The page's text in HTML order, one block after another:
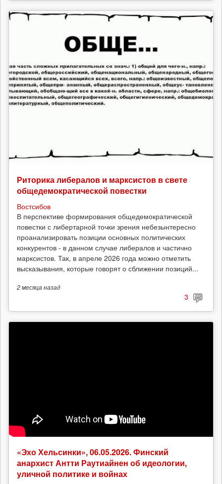
Риторика либералов и марксистов в свете
общедемократической повестки
Востсибов
В перспективе формирования общедемократической
повестки с либертарной точки зрения небезынтересно
проанализировать позиции основных политических
конкурентов - в данном случае либералов и частично
марксистов. Так, в апреле 2026 года можно отметить
высказывания, которые говорят о сближении позиций...
2 месяцаназад
3
«Эхо Хельсинки», 06.05.2026. Финский
анархист Антти Раутиайнен об идеологии,
уличной политике и войнах